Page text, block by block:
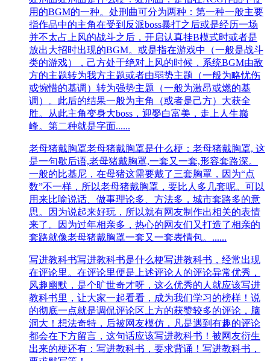
用的BGM的一种。处刑曲可分为两种：第一种一般主要
指作品中的主角在受到反派boss暴打之后或是经历一场
并不太占上风的战斗之后，开启认真挂B模式时或者是
放出大招时出现的BGM。或是指在游戏中（一般是战斗
类的游戏），己方处于绝对上风的时候，系统BGM由敌
方的主题转为我方主题或者由弱势主题（一般为略忧伤
或惋惜的基调）转为强势主题（一般为激昂或燃的基
调）。此后的结果一般为主角（或者是己方）大获全
胜。从此主角变身大boss，迎娶白富美，走上人生巅
峰。第二种就是字面......
老母猪戴胸罩老母猪戴胸罩是什么梗：老母猪戴胸罩, 这
是一句歇后语,老母猪戴胸罩,一套又一套,形容套路深。
一般的比基尼，在母猪这需要戴了三套胸罩，因为“点
数”不一样，所以老母猪戴胸罩，要比人多几套呢。可以
用来比喻说话、做事理论多、方法多，城市套路多的意
思。因为说起来好玩，所以就有网友制作出相关的表情
来了。因为过年相亲多，热心的网友们又打造了相亲的
套路就像老母猪戴胸罩一套又一套表情包。......
写进教科书写进教科书是什么梗写进教科书，经常出现
在评论里。在评论里便是上述评论人的评论异常优秀，
风趣幽默，是个旷世奇才呀，这么优秀的人就应该写进
教科书里，让大家一起看看，成为我们学习的榜样！说
的彻底一点就是调侃评论区上方的获赞较多的评论，脑
洞大！想法奇特，后被网友模仿，凡是遇到有趣的评论
都会在下方留言，这句话应该写进教科书！被网友衍生
出来的梗还有：写进教科书，要求背诵！写进教科书，